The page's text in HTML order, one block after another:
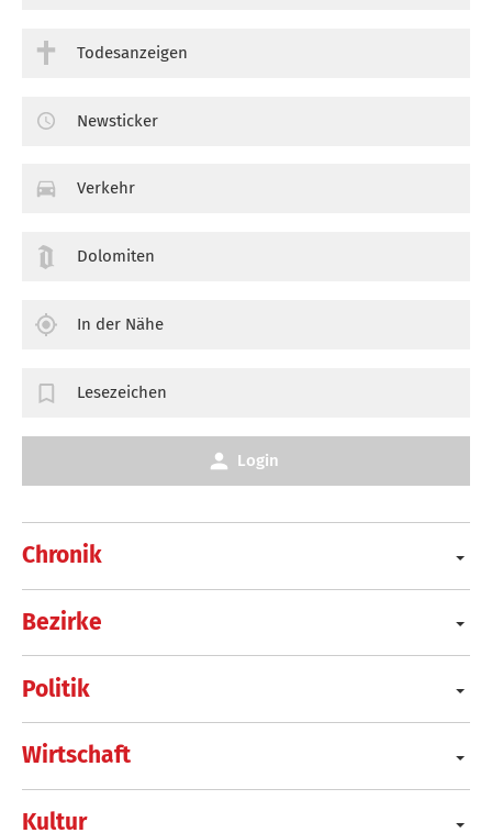
Chronik
Bezirke
Politik
Wirtschaft
Kultur
Todesanzeigen
Newsticker
Verkehr
Dolomiten
In der Nähe
Lesezeichen
Login